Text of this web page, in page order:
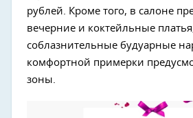
рублей. Кроме того, в салоне
вечерние и коктейльные
соблазнительные будуарные
комфортной примерки
зоны.